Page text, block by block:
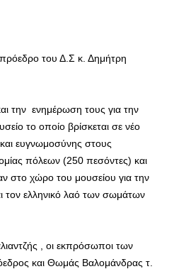
πρόεδρο του Δ.Σ κ. Δημήτρη
την ενημέρωση τους για την
το οποίο βρίσκεται σε νέο
ευγνωμοσύνης στους
πόλεων (250 πεσόντες) και
στο χώρο του μουσείου για την
τον ελληνικό λαό των σωμάτων
, οι εκπρόσωποι των
και Θωμάς Βαλομάνδρας τ.